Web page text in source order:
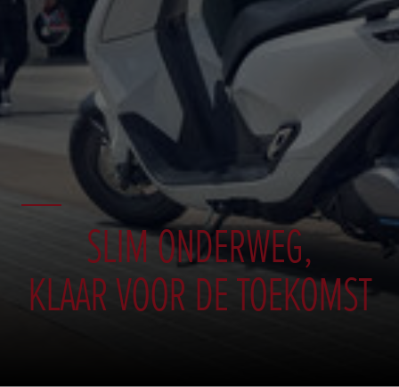
SLIM ONDERWEG,
KLAAR VOOR DE TOEKOMST